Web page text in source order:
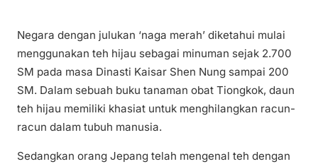
Negara dengan julukan ‘naga merah’ diketahui mulai
menggunakan teh hijau sebagai minuman sejak 2.700
SM pada masa Dinasti Kaisar Shen Nung sampai 200
SM. Dalam sebuah buku tanaman obat Tiongkok, daun
teh hijau memiliki khasiat untuk menghilangkan racun-
racun dalam tubuh manusia.
Sedangkan orang Jepang telah mengenal teh dengan